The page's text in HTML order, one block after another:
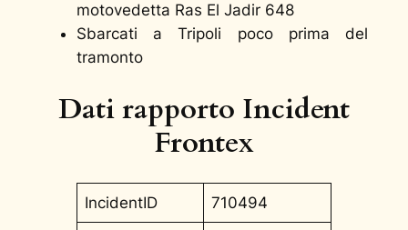
motovedetta Ras El Jadir 648
Sbarcati a Tripoli poco prima del
tramonto
Dati rapporto Incident
Frontex
IncidentID 710494